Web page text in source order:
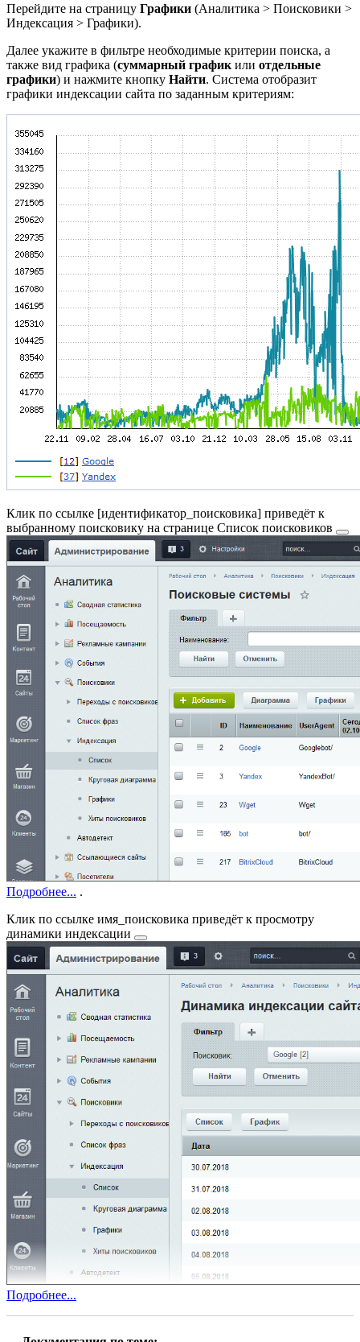
Перейдите на страницу Графики (Аналитика > Поисковики >
Индексация > Графики).
Далее укажите в фильтре необходимые критерии поиска, а
также вид графика (суммарный график или отдельные
графики) и нажмите кнопку Найти. Система отобразит
графики индексации сайта по заданным критериям:
Клик по ссылке [идентификатор_поисковика] приведёт к
выбранному поисковику на странице Список поисковиков
Подробнее... .
Клик по ссылке имя_поисковика приведёт к просмотру
динамики индексации
Подробнее...